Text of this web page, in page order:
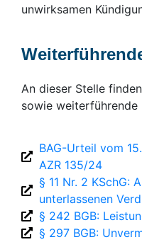
unwirksamen
An dieser Stelle
sowie weiterführende
BAG-Urteil vom
AZR 135/24
§ 11 Nr. 2 KSchG:
unterlassenen
§ 242 BGB:
§ 297 BGB: